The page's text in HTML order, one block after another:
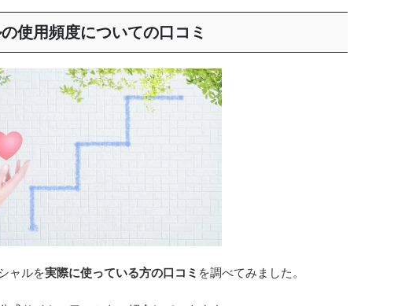
使用頻度についての口コミ
ャルを実際に使っている方の口コミ を調べてみました。